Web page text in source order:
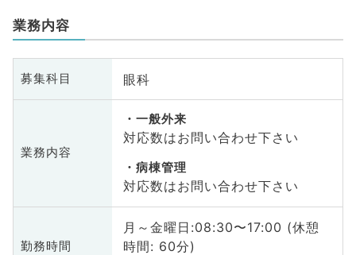
業務内容
募集科目 眼科
業務内容
一般外来
対応数はお問い合わせ下さい
病棟管理
対応数はお問い合わせ下さい
勤務時間
月～金曜日:08:30〜17:00 (休憩
時間: 60分)